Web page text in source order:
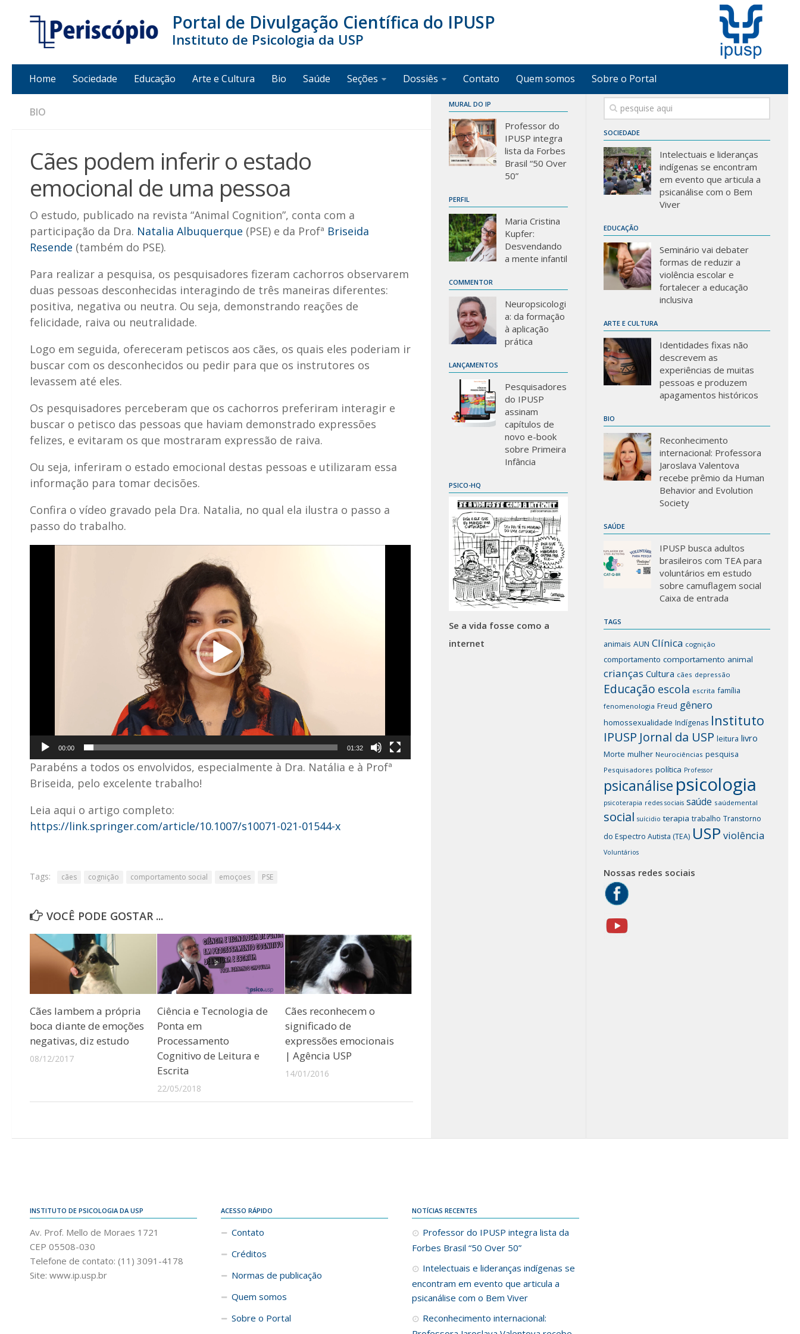
Portal de Divulgação Científica do IPUSP
Instituto de Psicologia da USP
Home Sociedade Educação Arte e Cultura Bio Saúde Seções Dossiês Contato Quem somos Sobre o Portal
BIO
Cães podem inferir o estado
emocional de uma pessoa
O estudo, publicado na revista “Animal Cognition”, conta com a
participação da Dra. Natalia Albuquerque (PSE) e da Profª Briseida
Resende (também do PSE).
Para realizar a pesquisa, os pesquisadores fizeram cachorros observarem
duas pessoas desconhecidas interagindo de três maneiras diferentes:
positiva, negativa ou neutra. Ou seja, demonstrando reações de
felicidade, raiva ou neutralidade.
Logo em seguida, ofereceram petiscos aos cães, os quais eles poderiam ir
buscar com os desconhecidos ou pedir para que os instrutores os
levassem até eles.
Os pesquisadores perceberam que os cachorros preferiram interagir e
buscar o petisco das pessoas que haviam demonstrado expressões
felizes, e evitaram os que mostraram expressão de raiva.
Ou seja, inferiram o estado emocional destas pessoas e utilizaram essa
informação para tomar decisões.
Confira o vídeo gravado pela Dra. Natalia, no qual ela ilustra o passo a
passo do trabalho.
00:00 01:32
Parabéns a todos os envolvidos, especialmente à Dra. Natália e à Profª
Briseida, pelo excelente trabalho!
Leia aqui o artigo completo:
https://link.springer.com/article/10.1007/s10071-021-01544-x
Tags: cães cognição comportamento social emoçoes PSE
VOCÊ PODE GOSTAR ...
Cães lambem a própria
boca diante de emoções
negativas, diz estudo
08/12/2017
Ciência e Tecnologia de
Ponta em
Processamento
Cognitivo de Leitura e
Escrita
22/05/2018
Cães reconhecem o
significado de
expressões emocionais
| Agência USP
14/01/2016
SOCIEDADE
Intelectuais e lideranças
indígenas se encontram
em evento que articula a
psicanálise com o Bem
Viver
EDUCAÇÃO
Seminário vai debater
formas de reduzir a
violência escolar e
fortalecer a educação
inclusiva
ARTE E CULTURA
Identidades fixas não
descrevem as
experiências de muitas
pessoas e produzem
apagamentos históricos
BIO
Reconhecimento
internacional: Professora
Jaroslava Valentova
recebe prêmio da Human
Behavior and Evolution
Society
SAÚDE
IPUSP busca adultos
brasileiros com TEA para
voluntários em estudo
sobre camuflagem social
Caixa de entrada
TAGS
animais AUN Clínica cognição
comportamento comportamento animal
crianças Cultura cães depressão
Educação escola escrita família
fenomenologia Freud gênero
homossexualidade Indígenas Instituto
IPUSP Jornal da USP leitura livro
Morte mulher Neurociências pesquisa
Pesquisadores política Professor
psicanálise psicologia
psicoterapia redes sociais saúde saúdemental
social suícidio terapia trabalho Transtorno
do Espectro Autista (TEA) USP violência
Voluntários
Nossas redes sociais
MURAL DO IP
Professor do
IPUSP integra
lista da Forbes
Brasil “50 Over
50”
PERFIL
Maria Cristina
Kupfer:
Desvendando
a mente infantil
COMMENTOR
Neuropsicologi
a: da formação
à aplicação
prática
LANÇAMENTOS
Pesquisadores
do IPUSP
assinam
capítulos de
novo e-book
sobre Primeira
Infância
PSICO-HQ
Se a vida fosse como a
internet
INSTITUTO DE PSICOLOGIA DA USP
Av. Prof. Mello de Moraes 1721
CEP 05508-030
Telefone de contato: (11) 3091-4178
Site: www.ip.usp.br
ACESSO RÁPIDO
Contato
Créditos
Normas de publicação
Quem somos
Sobre o Portal
NOTÍCIAS RECENTES
Professor do IPUSP integra lista da
Forbes Brasil “50 Over 50”
Intelectuais e lideranças indígenas se
encontram em evento que articula a
psicanálise com o Bem Viver
Reconhecimento internacional: